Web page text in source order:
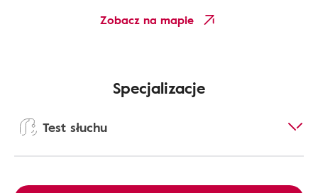
Zobacz na mapie
Specjalizacje
Test słuchu